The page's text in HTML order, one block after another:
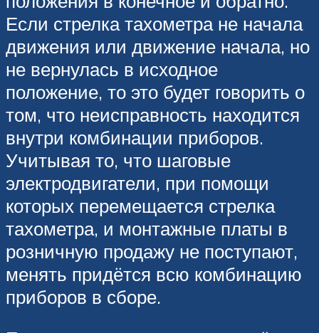
Если стрелка тахометра не начала
движения или движение начала, но
не вернулась в исходное
положение, то это будет говорить о
том, что неисправность находится
внутри комбинации приборов.
Учитывая то, что шаговые
электродвигатели, при помощи
которых перемещается стрелка
тахометра, и монтажные платы в
розничную продажу не поступают,
менять придётся всю комбинацию
приборов в сборе.